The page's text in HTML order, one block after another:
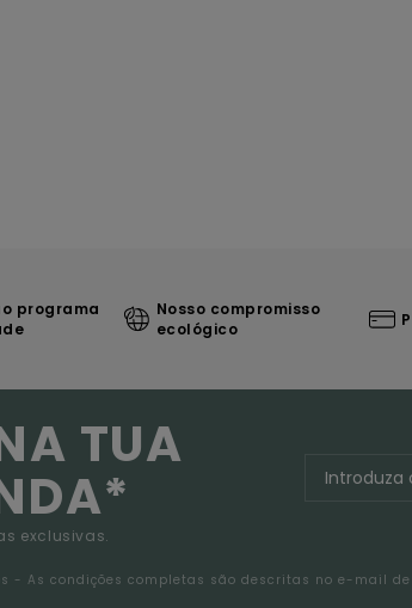
programa
Nosso compromisso
ecológico
TUA
exclusivas.
- As condições completas são descritas no e-mail